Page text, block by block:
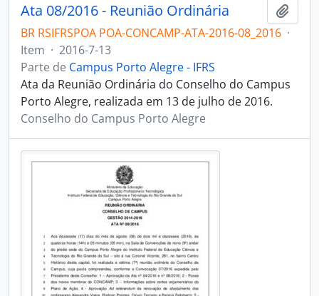
Ata 08/2016 - Reunião Ordinária
BR RSIFRSPOA POA-CONCAMP-ATA-2016-08_2016 ·
Item · 2016-7-13
Parte de Campus Porto Alegre - IFRS
Ata da Reunião Ordinária do Conselho do Campus
Porto Alegre, realizada em 13 de julho de 2016.
Conselho do Campus Porto Alegre